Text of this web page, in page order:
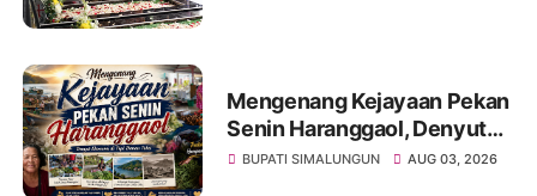
Mengenang Kejayaan Pekan
Senin Haranggaol, Denyut
Ekonomi di Tepi Danau Toba
BUPATI SIMALUNGUN AUG 03, 2026